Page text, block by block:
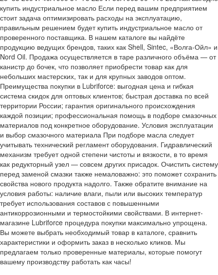
купить индустриальное масло Если перед вашим предприятием
стоит задача оптимизировать расходы на эксплуатацию,
правильным решением будет купить индустриальное масло от
проверенного поставщика. В нашем каталоге вы найдёте
продукцию ведущих брендов, таких как Shell, Sintec, «Волга-Ойл» и
Nord Oil. Продажа осуществляется в таре различного объёма — от
канистр до бочек, что позволяет приобрести товар как для
небольших мастерских, так и для крупных заводов оптом.
Преимущества покупки в Lubriforce: выгодная цена и гибкая
система скидок для оптовых клиентов; быстрая доставка по всей
территории России; гарантия оригинального происхождения
каждой позиции; профессиональная помощь в подборе смазочных
материалов под конкретное оборудование. Условия эксплуатации
и выбор смазочного материала При подборе масла следует
учитывать технический регламент оборудования. Гидравлический
механизм требует одной степени чистоты и вязкости, в то время
как редукторный узел — совсем других присадок. Очистить систему
перед заменой смазки также немаловажно: это поможет сохранить
свойства нового продукта надолго. Также обратите внимание на
условия работы: наличие влаги, пыли или высоких температур
требует использования составов с повышенными
антикоррозионными и термостойкими свойствами. В интернет-
магазине Lubriforce процедура покупки максимально упрощена.
Вы можете выбрать необходимый товар в каталоге, сравнить
характеристики и оформить заказ в несколько кликов. Мы
предлагаем только проверенные материалы, которые помогут
вашему производству работать как часы!